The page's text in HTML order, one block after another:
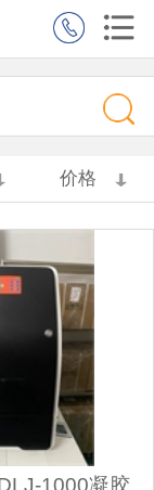
价格
1000凝胶